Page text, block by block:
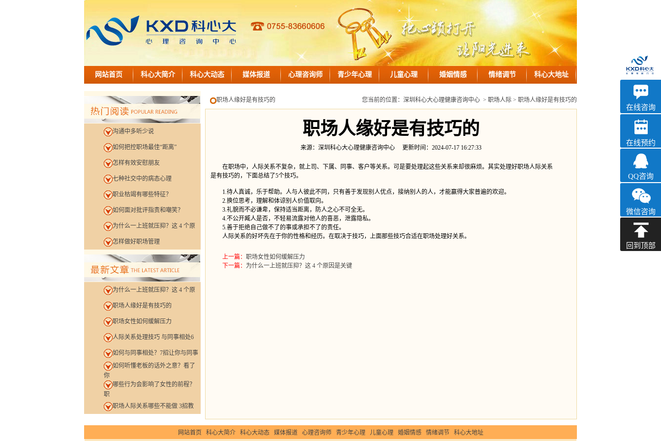
网站首页 科心大简介 科心大动态 媒体报道 心理咨询师 青少年心理 儿童心理 婚姻情感 情绪调节 科心大地址
沟通中多听少说
如何把控职场最佳“距离”
怎样有效安慰朋友
七种社交中的病态心理
职业枯竭有哪些特征？
如何面对批评指责和嘲笑？
为什么一上班就压抑？这 4 个原
怎样做好职场管理
为什么一上班就压抑？这 4 个原
职场人缘好是有技巧的
职场女性如何缓解压力
人际关系处理技巧 与同事相处6
如何与同事相处？7招让你与同事
如何听懂老板的话外之意？看了
你
哪些行为会影响了女性的前程？
职
职场人际关系哪些不能做 3招教
您当前的位置： 深圳科心大心理健康咨询中心 > 职场人际 > 职场人缘好是有技巧的
职场人缘好是有技巧的
职场人缘好是有技巧的
来源：深圳科心大心理健康咨询中心 更新时间：2024-07-17 16:27:33
在职场中，人际关系不复杂，就上司、下属、同事、客户等关系。可是要处理起这些关系来却很麻烦。其实处理好职场人际关系
是有技巧的，下面总结了5个技巧。
1.待人真诚，乐于帮助。人与人彼此不同，只有善于发现别人优点，接纳别人的人，才能赢得大家普遍的欢迎。
2.换位思考，理解和体谅别人价值取向。
3.礼貌而不必谦卑，保持适当距离，防人之心不可全无。
4.不公开臧人是否，不轻易流露对他人的喜恶，泄露隐私。
5.善于拒绝自己做不了的事或承担不了的责任。
人际关系的好坏先在于你的性格和经历。在取决于技巧，上面那些技巧合适在职场处理好关系。
上一篇： 职场女性如何缓解压力
下一篇： 为什么一上班就压抑？这 4 个原因是关键
网站首页 科心大简介 科心大动态 媒体报道 心理咨询师 青少年心理 儿童心理 婚姻情感 情绪调节 科心大地址
优眠
心理咨询
在线咨询
在线预约
QQ咨询
微信咨询
回到顶部